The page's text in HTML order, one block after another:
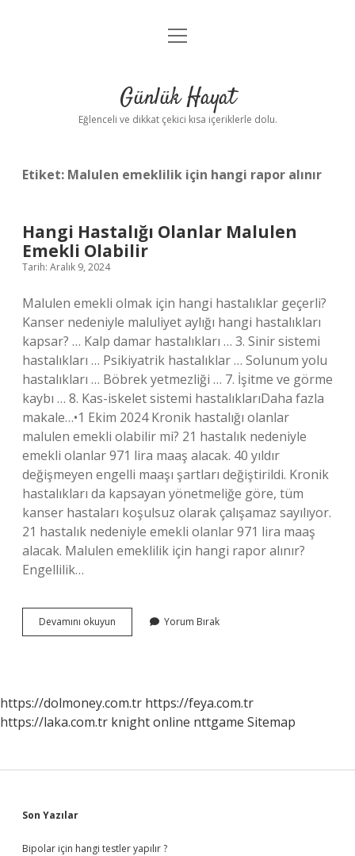
Anasayfa
Yasal Uyarı
menüyü
Günlük Hayat
Eğlenceli ve dikkat çekici kısa içeriklerle dolu.
Etiket: Malulen emeklilik için hangi rapor alınır
Hangi Hastalığı Olanlar Malulen
Emekli Olabilir
Tarih: Aralık 9, 2024
Malulen emekli olmak için hangi hastalıklar geçerli?
Kanser nedeniyle maluliyet aylığı hangi hastalıkları
kapsar? … Kalp damar hastalıkları … 3. Sinir sistemi
hastalıkları … Psikiyatrik hastalıklar … Solunum yolu
hastalıkları … Böbrek yetmezliği … 7. İşitme ve görme
kaybı … 8. Kas-iskelet sistemi hastalıklarıDaha fazla
makale…•1 Ekim 2024 Kronik hastalığı olanlar
malulen emekli olabilir mi? 21 hastalık nedeniyle
emekli olanlar 971 lira maaş alacak. 40 yıldır
değişmeyen engelli maaşı şartları değiştirildi. Kronik
hastalıkları da kapsayan yönetmeliğe göre, tüm
kanser hastaları koşulsuz olarak çalışamaz sayılıyor.
21 hastalık nedeniyle emekli olanlar 971 lira maaş
alacak. Malulen emeklilik için hangi rapor alınır?
Engellilik…
Devamını okuyun
Hastalığı
Yorum Bırak
https://dolmoney.com.tr https://feya.com.tr
https://laka.com.tr knight online nttgame Sitemap
Sidebar
Son Yazılar
Bipolar için hangi testler yapılır ?